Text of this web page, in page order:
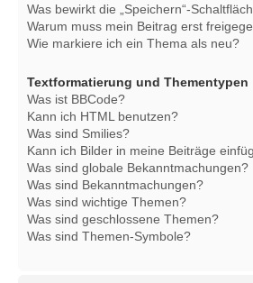
Was bewirkt die „Speichern“-
Warum muss mein Beitrag erst
Wie markiere ich ein Thema als neu?
Textformatierung und Thementypen
Was ist BBCode?
Kann ich HTML benutzen?
Was sind Smilies?
Kann ich Bilder in meine Beiträge
Was sind globale Bekanntmachungen?
Was sind Bekanntmachungen?
Was sind wichtige Themen?
Was sind geschlossene Themen?
Was sind Themen-Symbole?